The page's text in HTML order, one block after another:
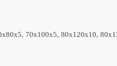
70x100x5, 80x120x10,